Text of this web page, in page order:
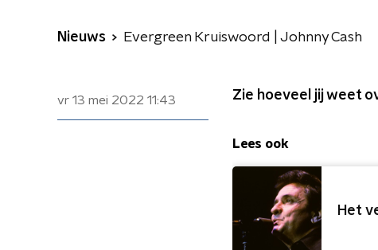
Nieuws Evergreen Kruiswoord | Johnny Cash
vr 13 mei 2022 11:43 Zie hoeveel jij weet
Lees ook
Het